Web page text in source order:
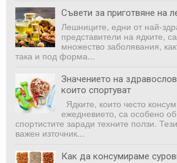
Съвети за приготвяне на
Лешниците, едни от най-
представители на ядките,
множество заболявания,
така и под форма...
Значението на
които спортуват
Ядките, които често
ежедневието, са особено
спортистите заради техните ползи.
важен източник...
Как да консумираме